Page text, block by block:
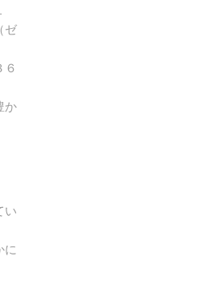
ゼ
か
い
に